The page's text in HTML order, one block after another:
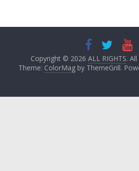
Copyright © 2026 ALL RIGHTS.
Theme: ColorMagby ThemeGrill.